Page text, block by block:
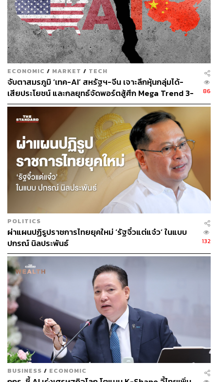
ขณะที่ Deloitte รายงานว่า ระหว่างปี 2566-2568 ตำแหน่ง
งานในกลุ่ม Data Center เพิ่มขึ้นถึง 64% แนวโน้มดังกล่าว
แสดงถึงโอกาสสำคัญของประเทศไทยในการเร่งพัฒนา
บุคลากรที่มีทักษะตรงกับความต้องการของอุตสาหกรรม
เช่น ด้านวิศวกรรมไฟฟ้า ด้านระบบทำความเย็น ด้านระบบ
เครือข่ายคลาวด์ ไซเบอร์ซีเคียวริตี และการบริหารระบบ
อัตโนมัติ เพื่อรองรับการลงทุนเทคโนโลยีขั้นสูง นอกจากการ
จ้างงานโดยตรงแล้ว Data Center ยังสร้างงานในซัพพลาย
เชนของไทย ตั้งแต่งานก่อสร้าง งานวิศวกรรม ธุรกิจไฟฟ้า
และพลังงานหมุนเวียน งานด้านระบบสื่อสาร เป็นต้น
“บีโอไอให้ความสำคัญกับการลงทุนที่สร้างงานคุณภาพ
ควบคู่กับการยกระดับทักษะของคนไทย กิจการ Data Center
มิได้เป็นเพียงโครงสร้างพื้นฐานด้านดิจิทัล แต่กำลังทำให้เกิด
ระบบนิเวศใหม่ที่เชื่อมโยงภาคการศึกษา ภาคเอกชน และคน
รุ่นใหม่เข้าด้วยกัน มหาวิทยาลัยหลายแห่งได้เริ่มพัฒนา
หลักสูตรใหม่เพื่อสร้างคนที่ตอบโจทย์อุตสาหกรรม Data
Center โดยตรง เช่น
สถาบันเทคโนโลยีพระจอมเกล้าเจ้าคุณ
ทหารลาดกระบัง
กำลังเปิดรับสมัครหลักสูตรปริญญาโทด้าน
Data Center Engineering เป็นแห่งแรก ความร่วมมือกับ
DayOne ในครั้งนี้เป็นจุดเริ่มต้นสำคัญของการสร้างโอกาส
การทำงานในสาขาที่ใช้เทคโนโลยีดิจิทัลขั้นสูง และเป็น
ตัวอย่าง ให้เห็นว่าอุตสาหกรรมยุคใหม่ จะช่วยสร้างทักษะ
สร้างงาน สร้างรายได้ สร้างโอกาสให้กับคนไทยได้อย่าง
ยั่งยืน” นฤตม์ กล่าว
ECONOMIC / MARKET / TECH
จับตาสมรภูมิ ‘เทค-AI’ สหรัฐฯ-จีน เจาะลึกหุ้นกลุ่มได้-
เสียประโยชน์ และกลยุทธ์จัดพอร์ตสู้ศึก Mega Trend 3-
5 ปีข้างหน้า
86
POLITICS
ผ่าแผนปฏิรูปราชการไทยยุคใหม่ ‘รัฐจิ๋วแต่แจ๋ว’ ในแบบ
ปกรณ์ นิลประพันธ์
132
BUSINESS / ECONOMIC